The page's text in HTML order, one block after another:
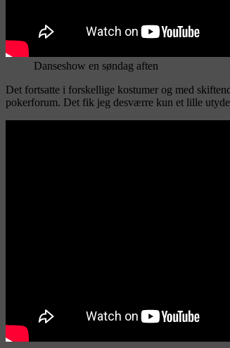
Danseshow en søndag aften
Det fortsatte i forskellige kostumer og med
pokerforum. Det fik jeg desværre kun et lille